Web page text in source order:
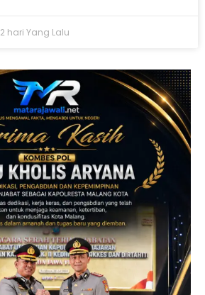
2 hari Yang Lalu